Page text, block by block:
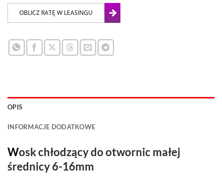
OPIS
INFORMACJE DODATKOWE
Wosk chłodzący do otwornic małej
średnicy 6-16mm